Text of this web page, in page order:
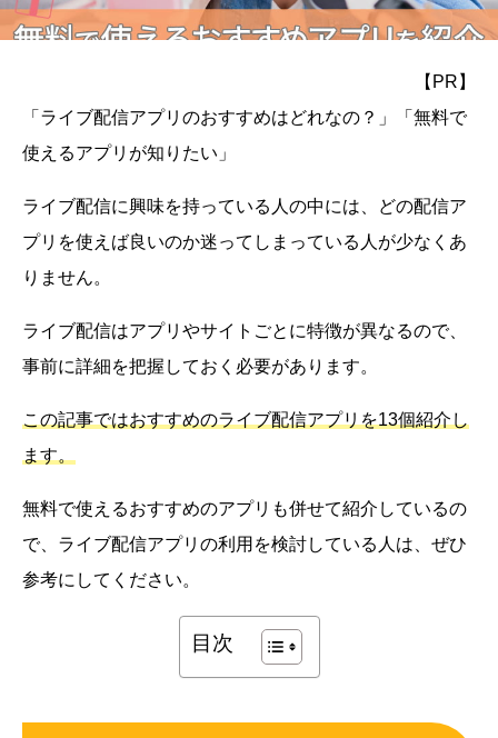
【PR】
「ライブ配信アプリのおすすめはどれなの？」「無料で
使えるアプリが知りたい」
ライブ配信に興味を持っている人の中には、どの配信ア
プリを使えば良いのか迷ってしまっている人が少なくあ
りません。
ライブ配信はアプリやサイトごとに特徴が異なるので、
事前に詳細を把握しておく必要があります。
この記事ではおすすめのライブ配信アプリを13個紹介し
ます。
無料で使えるおすすめのアプリも併せて紹介しているの
で、ライブ配信アプリの利用を検討している人は、ぜひ
参考にしてください。
目次